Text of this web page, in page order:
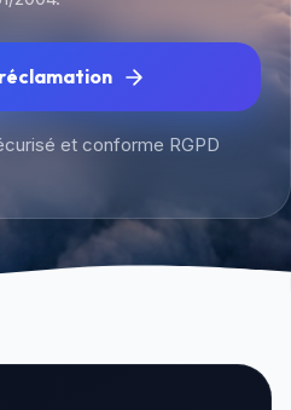
et conforme RGPD